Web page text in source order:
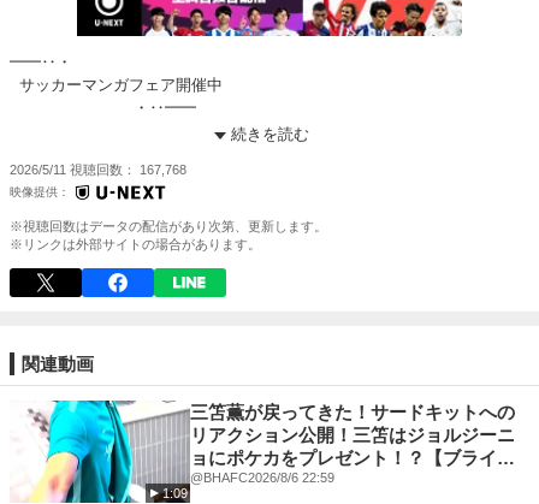
━━‥・
サッカーマンガフェア開催中
⠀⠀⠀⠀⠀⠀⠀⠀⠀・‥━━
https://video.unext.jp/book/browse/feature/BFP0000020?
cid=D32256&rid=&adid=XXX&utm_source=twitter&utm_medium=social&u
tm_campaign=tweet_title_book
観るのも読むのも、U-NEXTで🔥
-----------
provided by: IMAGO
---------
U-NEXT 📣『サッカーパック』販売中🎉
最高峰の戦いを見逃すな⚽️
🟪プレミアリーグ【独占配信】
続きを読む
2026/5/11 視聴回数 167,768
※視聴回数はデータの配信があり次第、更新します。
※リンクは外部サイトの場合があります。
関連動画
1:09
三笘薫が戻ってきた！サードキットへの
リアクション公開！三笘はジョルジーニ
ョにポケカをプレゼント！？【ブライト
ン】
@BHAFC2026/8/6 22:59